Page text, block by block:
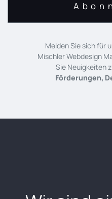
Melden Sie sich für
Mischler Webdesign
Sie Neuigkeiten
Förderungen,